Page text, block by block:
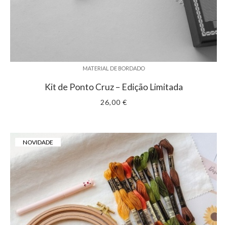
MATERIAL DE BORDADO
Kit de Ponto Cruz – Edição Limitada
26,00 €
NOVIDADE